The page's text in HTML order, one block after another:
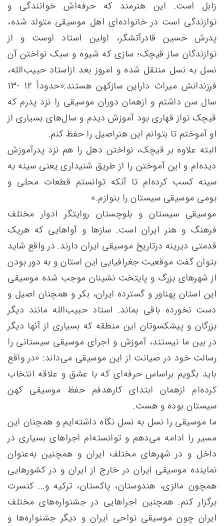
زابل است. این هنرمند که حرفه‌اش خوانندگی و
نوازندگی است در خانواده‌ای اهل موسیقی متولد شده،
پدرش حسین قادرآتشگر، اولین استاد اوست و از
نوازندگان ساز قیچک؛ ‌سازی که شیوه و سبک نواختن آن
نسل به نسل منتقل شده و امروز بعد ازاستاد حبیب‌الله،
فرزندانش میراث داراین سازکهن هستند:«حدوداً 12 -13
سال سن داشتم و ازهمان دوران موسیقی را نزد پدرم که
قیچک نواز قهاری بود آموزش دیدم و سال‌های بسیاری از
او آموختم تا بتوانم این هنراصیل را حفظ کنم.
البته علاوه بر قیچک، نواختن دهل را هم نزد پدرآموزش
دیده‌ام و این آموختن را از طریق شنیداری یعنی سینه به
سینه کسب کرده‌ام تا آنکه توانستم قطعات محلی و
بومی موسیقی سیستان را بنوازم.»
موسیقی سیستان و بلوچستان روایتگر ادوار مختلف
فرهنگ و هنر ایران است. سازها و آواهایی که هریک
قدمتی دیرینه درتاریخ موسیقی ایران دارند. در واقع شاید
بتوان گفت موقعیت جغرافیایی این استان و به دور بودن
از شهرهای بزرگ و پایتخت نشینان موجب شده موسیقی
این استان پهناور و گسترده ایران، بکر و همچنان اصیل و
دست نخورده باقی بماند. استاد حبیب‌الله مانند دیگر
بزرگان و پیشکسوتان این منطقه که بسیاری از آنها دیگر
در بین ما نیستند، آموزش و اجرای موسیقی سیستانی را
رسالت خود در صیانت از این موسیقی می‌داند: «در واقع
باید بگویم براساس حرفه‌ای که با عشق و علاقه انتخاب
کرده‌ام ازهمان ابتدای کارهدفم حفظ موسیقی کهن
سیستان بوده و هست.
ما موسیقی را نسل به نسل نگاه داشته‌ایم و همچنان این
مسیر را ادامه می‌دهم و توانسته‌ام اجراهای بسیاری در
داخل و در شهرهای مختلف ایران و همچنین به‌عنوان
نماینده موسیقی ایران در خارج از ایران و در کشورهایی
همچون مالزی، هندوستان، پاکستان، ترکیه و... کنسرت
برگزار کنم. همچنین اجراهایی در جشنواره‌های مختلف
ایران چون موسیقی نواحی ایران و دیگر جشنواره‌ها و